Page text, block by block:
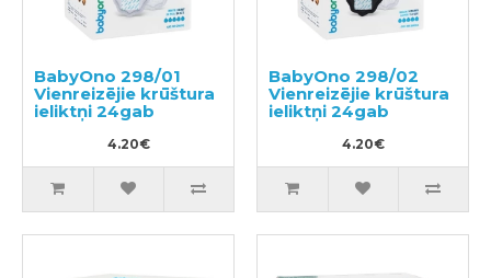
BabyOno 298/01
Vienreizējie krūštura
ieliktņi 24gab
4.20€
BabyOno 298/02
Vienreizējie krūštura
ieliktņi 24gab
4.20€